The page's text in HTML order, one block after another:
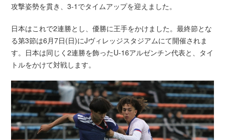
攻撃姿勢を貫き、3-1でタイムアップを迎えました。
日本はこれで2連勝とし、優勝に王手をかけました。最終節とな
る第3節は6月7日(日)にJヴィレッジスタジアムにて開催されま
す。日本は同じく2連勝を飾ったU-16アルゼンチン代表と、タイ
トルをかけて対戦します。